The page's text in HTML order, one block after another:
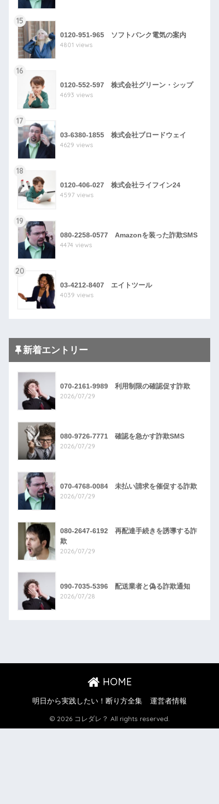
15
0120-951-965 ソフトバンク電気の案内
4801 views
16
0120-552-597 株式会社グリーン・シップ
4693 views
17
03-6380-1855 株式会社ブロードウェイ
4629 views
18
0120-406-027 株式会社ライフイン24
4597 views
19
080-2258-0577 Amazonを装った詐欺SMS
4474 views
20
03-4212-8407 エイトツール
4039 views
新着エントリー
070-2161-9989 利用制限の確認促す詐欺
2026/07/29
080-9726-7771 確認を急かす詐欺SMS
2026/07/29
070-4768-0084 未払い請求を催促する詐欺
2026/07/29
080-2647-6192 再配達手続きを誘導する詐
欺
2026/07/29
090-7035-5396 配送業者と偽る詐欺通知
2026/07/28
HOME
明日から実践したい！断り方全集 運営者情報
© 2026 コレダレ？ All rights reserved.